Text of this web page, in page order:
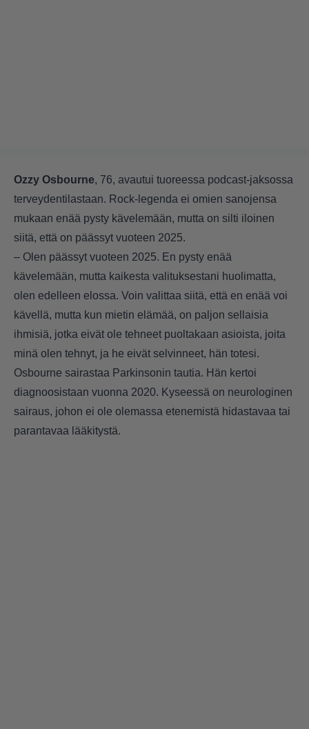
Ozzy Osbourne, 76, avautui tuoreessa podcast-jaksossa
terveydentilastaan. Rock-legenda ei omien sanojensa
mukaan enää pysty kävelemään, mutta on silti iloinen
siitä, että on päässyt vuoteen 2025.
– Olen päässyt vuoteen 2025. En pysty enää
kävelemään, mutta kaikesta valituksestani huolimatta,
olen edelleen elossa. Voin valittaa siitä, että en enää voi
kävellä, mutta kun mietin elämää, on paljon sellaisia
ihmisiä, jotka eivät ole tehneet puoltakaan asioista, joita
minä olen tehnyt, ja he eivät selvinneet, hän totesi.
Osbourne sairastaa Parkinsonin tautia. Hän kertoi
diagnoosistaan vuonna 2020. Kyseessä on neurologinen
sairaus, johon ei ole olemassa etenemistä hidastavaa tai
parantavaa lääkitystä.